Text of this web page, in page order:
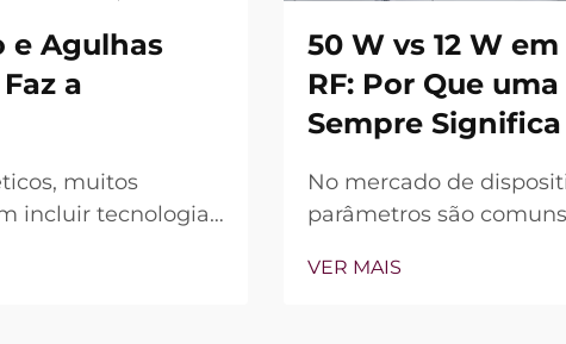
e Agulhas
a
muitos
incluir tecnologia
existem,
50 W vs 12 W
RF: Por Que
Sempre
No mercado de
parâmetros são
principal diferencial de
VER MAIS